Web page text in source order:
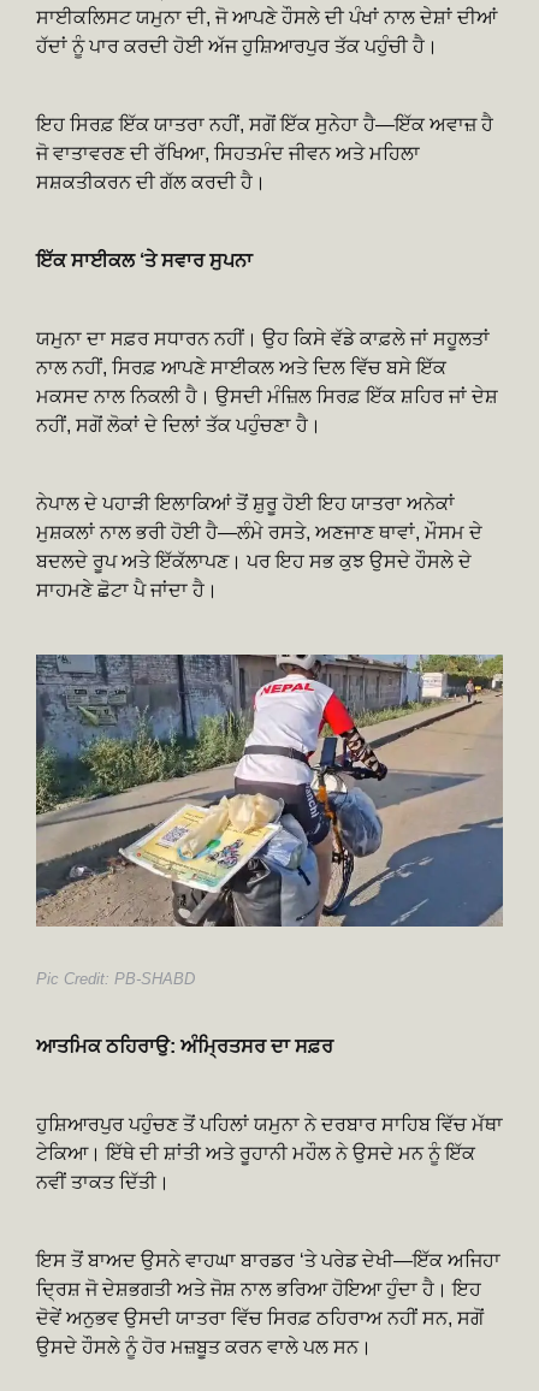
ਸਾਈਕਲਿਸਟ ਯਮੁਨਾ ਦੀ, ਜੋ ਆਪਣੇ ਹੌਸਲੇ ਦੀ ਪੰਖਾਂ ਨਾਲ ਦੇਸ਼ਾਂ ਦੀਆਂ
ਹੱਦਾਂ ਨੂੰ ਪਾਰ ਕਰਦੀ ਹੋਈ ਅੱਜ ਹੁਸ਼ਿਆਰਪੁਰ ਤੱਕ ਪਹੁੰਚੀ ਹੈ।
ਇਹ ਸਿਰਫ਼ ਇੱਕ ਯਾਤਰਾ ਨਹੀਂ, ਸਗੋਂ ਇੱਕ ਸੁਨੇਹਾ ਹੈ—ਇੱਕ ਅਵਾਜ਼ ਹੈ
ਜੋ ਵਾਤਾਵਰਣ ਦੀ ਰੱਖਿਆ, ਸਿਹਤਮੰਦ ਜੀਵਨ ਅਤੇ ਮਹਿਲਾ
ਸਸ਼ਕਤੀਕਰਨ ਦੀ ਗੱਲ ਕਰਦੀ ਹੈ।
ਇੱਕ ਸਾਈਕਲ ‘ਤੇ ਸਵਾਰ ਸੁਪਨਾ
ਯਮੁਨਾ ਦਾ ਸਫ਼ਰ ਸਧਾਰਨ ਨਹੀਂ। ਉਹ ਕਿਸੇ ਵੱਡੇ ਕਾਫ਼ਲੇ ਜਾਂ ਸਹੂਲਤਾਂ
ਨਾਲ ਨਹੀਂ, ਸਿਰਫ਼ ਆਪਣੇ ਸਾਈਕਲ ਅਤੇ ਦਿਲ ਵਿੱਚ ਬਸੇ ਇੱਕ
ਮਕਸਦ ਨਾਲ ਨਿਕਲੀ ਹੈ। ਉਸਦੀ ਮੰਜ਼ਿਲ ਸਿਰਫ਼ ਇੱਕ ਸ਼ਹਿਰ ਜਾਂ ਦੇਸ਼
ਨਹੀਂ, ਸਗੋਂ ਲੋਕਾਂ ਦੇ ਦਿਲਾਂ ਤੱਕ ਪਹੁੰਚਣਾ ਹੈ।
ਨੇਪਾਲ ਦੇ ਪਹਾੜੀ ਇਲਾਕਿਆਂ ਤੋਂ ਸ਼ੁਰੂ ਹੋਈ ਇਹ ਯਾਤਰਾ ਅਨੇਕਾਂ
ਮੁਸ਼ਕਲਾਂ ਨਾਲ ਭਰੀ ਹੋਈ ਹੈ—ਲੰਮੇ ਰਸਤੇ, ਅਣਜਾਣ ਥਾਵਾਂ, ਮੌਸਮ ਦੇ
ਬਦਲਦੇ ਰੂਪ ਅਤੇ ਇੱਕੱਲਾਪਣ। ਪਰ ਇਹ ਸਭ ਕੁਝ ਉਸਦੇ ਹੌਸਲੇ ਦੇ
ਸਾਹਮਣੇ ਛੋਟਾ ਪੈ ਜਾਂਦਾ ਹੈ।
Pic Credit: PB-SHABD
ਆਤਮਿਕ ਠਹਿਰਾਉ: ਅੰਮ੍ਰਿਤਸਰ ਦਾ ਸਫ਼ਰ
ਹੁਸ਼ਿਆਰਪੁਰ ਪਹੁੰਚਣ ਤੋਂ ਪਹਿਲਾਂ ਯਮੁਨਾ ਨੇ ਦਰਬਾਰ ਸਾਹਿਬ ਵਿੱਚ ਮੱਥਾ
ਟੇਕਿਆ। ਇੱਥੇ ਦੀ ਸ਼ਾਂਤੀ ਅਤੇ ਰੂਹਾਨੀ ਮਹੌਲ ਨੇ ਉਸਦੇ ਮਨ ਨੂੰ ਇੱਕ
ਨਵੀਂ ਤਾਕਤ ਦਿੱਤੀ।
ਇਸ ਤੋਂ ਬਾਅਦ ਉਸਨੇ ਵਾਹਘਾ ਬਾਰਡਰ ‘ਤੇ ਪਰੇਡ ਦੇਖੀ—ਇੱਕ ਅਜਿਹਾ
ਦ੍ਰਿਸ਼ ਜੋ ਦੇਸ਼ਭਗਤੀ ਅਤੇ ਜੋਸ਼ ਨਾਲ ਭਰਿਆ ਹੋਇਆ ਹੁੰਦਾ ਹੈ। ਇਹ
ਦੋਵੇਂ ਅਨੁਭਵ ਉਸਦੀ ਯਾਤਰਾ ਵਿੱਚ ਸਿਰਫ਼ ਠਹਿਰਾਅ ਨਹੀਂ ਸਨ, ਸਗੋਂ
ਉਸਦੇ ਹੌਸਲੇ ਨੂੰ ਹੋਰ ਮਜ਼ਬੂਤ ਕਰਨ ਵਾਲੇ ਪਲ ਸਨ।